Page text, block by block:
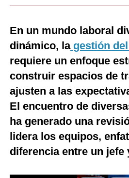
Mundo
México
España
Internacional
Tecnología
Club del Suscriptor
En un mundo laboral
dinámico, lagestión
requiere un enfoque
construir espacios de
ajusten a las
El encuentro de
ha generado una
lidera los equipos,
diferencia entre un jefe